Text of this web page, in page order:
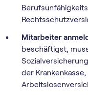
Mitarbeiter
beschäftigst,
der